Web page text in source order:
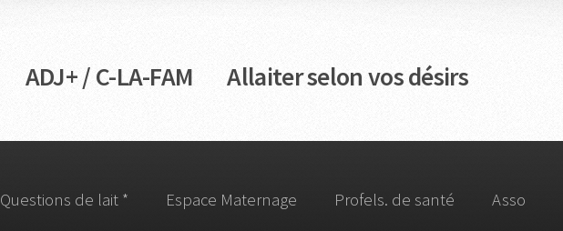
ADJ+ / C-LA-FAM Allaiter selon vos désirs
Questions de lait * Espace Maternage Profels. de santé Asso